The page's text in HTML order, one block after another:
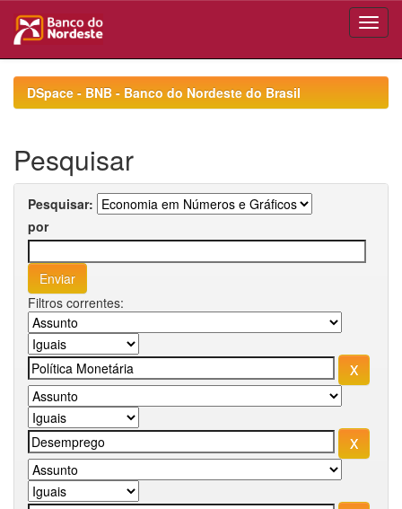
navigationDSpace - BNB - Banco do Nordeste do Brasil
Pesquisar
Pesquisar:
por
Filtros correntes: